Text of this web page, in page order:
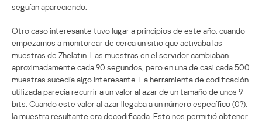
seguían apareciendo.
Otro caso interesante tuvo lugar a principios de este año, cuando
empezamos a monitorear de cerca un sitio que activaba las
muestras de Zhelatin. Las muestras en el servidor cambiaban
aproximadamente cada 90 segundos, pero en una de casi cada 500
muestras sucedía algo interesante. La herramienta de codificación
utilizada parecía recurrir a un valor al azar de un tamaño de unos 9
bits. Cuando este valor al azar llegaba a un número específico (0?),
la muestra resultante era decodificada. Esto nos permitió obtener